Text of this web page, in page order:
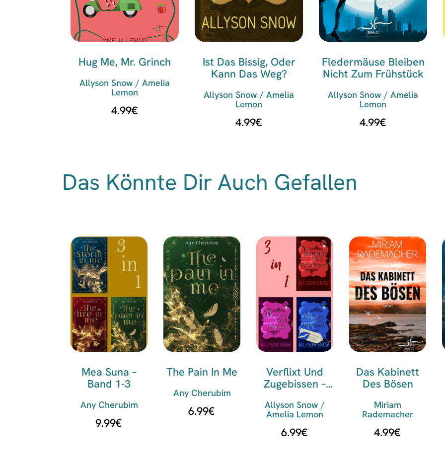
Hug Me, Mr. Grinch
Allyson Snow / Amelia
Lemon
4.99€
Ist Das Bissig, Oder
Kann Das Weg?
Allyson Snow / Amelia
Lemon
4.99€
Fledermäuse Bleiben
Nicht Zum Frühstück
Allyson Snow / Amelia
Lemon
4.99€
Das Könnte Dir Auch Gefallen
Mea Suna –
Band 1-3
Any Cherubim
9.99€
The Pain In Me
Any Cherubim
6.99€
Verflixt Und
Zugebissen –
Allyson Snow /
Amelia Lemon
6.99€
Das Kabinett
Des Bösen
Miriam
Rademacher
4.99€